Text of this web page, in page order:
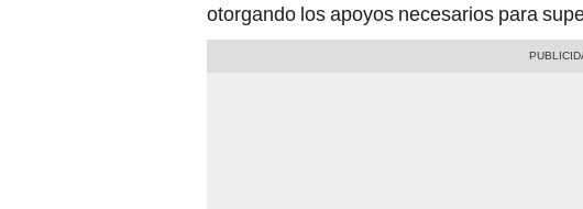
otorgando los apoyos necesarios para